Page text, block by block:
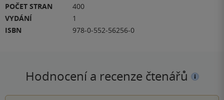
POČET STRAN
400
VYDÁNÍ
1
ISBN
978-0-552-56256-0
Hodnocení a recenze čtenářů